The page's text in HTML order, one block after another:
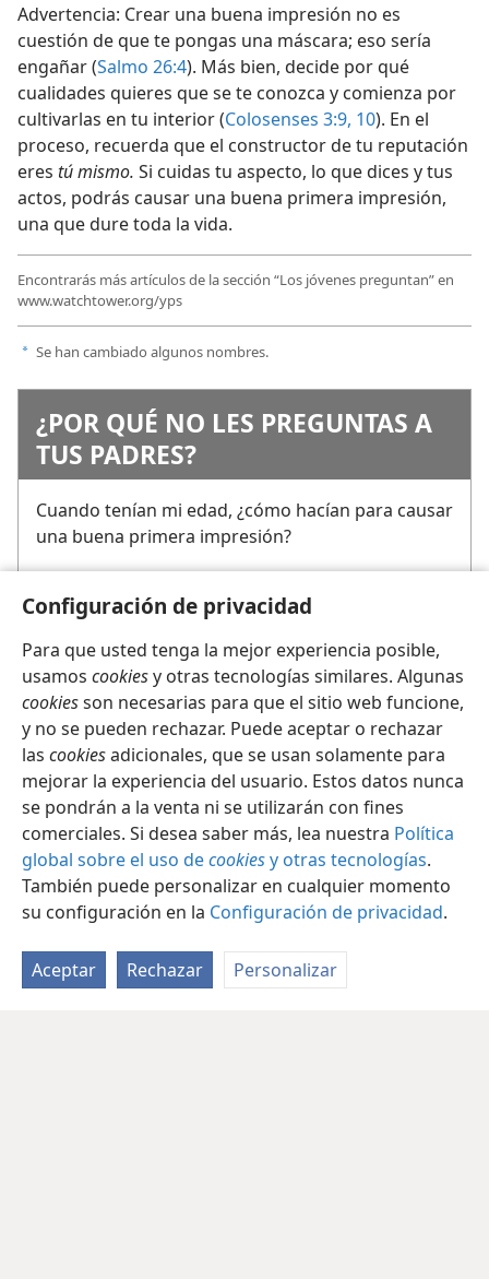
Configuración de privacidad
Para que usted tenga la mejor experiencia posible,
usamos cookiesy otras tecnologías similares. Algunas
cookiesson necesarias para que el sitio web funcione,
y no se pueden rechazar. Puede aceptar o rechazar
las cookiesadicionales, que se usan solamente para
mejorar la experiencia del usuario. Estos datos nunca
se pondrán a la venta ni se utilizarán con fines
comerciales. Si desea saber más, lea nuestra Política
global sobre el uso decookiesy otras tecnologías.
También puede personalizar en cualquier momento
su configuración en la Configuración de privacidad.
Aceptar Rechazar Personalizar
Advertencia: Crear una buena impresión no es
cuestión de que te pongas una máscara; eso sería
engañar (Salmo 26:4). Más bien, decide por qué
cualidades quieres que se te conozca y comienza por
cultivarlas en tu interior (Colosenses 3:9, 10). En el
proceso, recuerda que el constructor de tu reputación
eres tú mismo. Si cuidas tu aspecto, lo que dices y tus
actos, podrás causar una buena primera impresión,
una que dure toda la vida.
Encontrarás más artículos de la sección “Los jóvenes preguntan” en
www.watchtower.org/yps
a Se han cambiado algunos nombres.
¿POR QUÉ NO LES PREGUNTAS A
TUS PADRES?
Cuando tenían mi edad, ¿cómo hacían para causar
una buena primera impresión?